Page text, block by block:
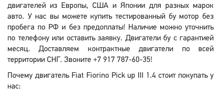
двигателей из Европы, США и Японии для разных марок
авто. У нас вы можете купить тестированный бу мотор без
пробега по РФ и без предоплаты! Наличие можно уточнить
по телефону или оставить заявку. Двигатели бу с гарантией
месяц. Доставляем контрактные двигатели по всей
территории СНГ. Звоните +7 917 787-60-35!
Почему двигатель Fiat Fiorino Pick up III 1.4 стоит покупать у
нас: